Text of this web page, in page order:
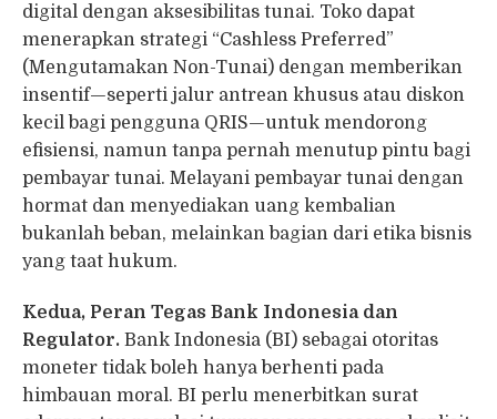
digital dengan aksesibilitas tunai. Toko dapat
menerapkan strategi “Cashless Preferred”
(Mengutamakan Non-Tunai) dengan memberikan
insentif—seperti jalur antrean khusus atau diskon
kecil bagi pengguna QRIS—untuk mendorong
efisiensi, namun tanpa pernah menutup pintu bagi
pembayar tunai. Melayani pembayar tunai dengan
hormat dan menyediakan uang kembalian
bukanlah beban, melainkan bagian dari etika bisnis
yang taat hukum.
Kedua, Peran Tegas Bank Indonesia dan
Regulator. Bank Indonesia (BI) sebagai otoritas
moneter tidak boleh hanya berhenti pada
himbauan moral. BI perlu menerbitkan surat